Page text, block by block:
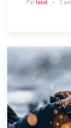
Par lexel 3